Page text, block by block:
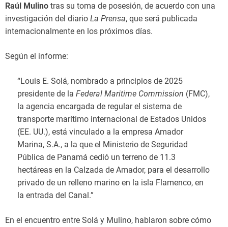
Raúl Mulino tras su toma de posesión, de acuerdo con una
investigación del diario La Prensa, que será publicada
internacionalmente en los próximos días.
Según el informe:
“Louis E. Solá, nombrado a principios de 2025
presidente de la Federal Maritime Commission (FMC),
la agencia encargada de regular el sistema de
transporte marítimo internacional de Estados Unidos
(EE. UU.), está vinculado a la empresa Amador
Marina, S.A., a la que el Ministerio de Seguridad
Pública de Panamá cedió un terreno de 11.3
hectáreas en la Calzada de Amador, para el desarrollo
privado de un relleno marino en la isla Flamenco, en
la entrada del Canal.”
En el encuentro entre Solá y Mulino, hablaron sobre cómo